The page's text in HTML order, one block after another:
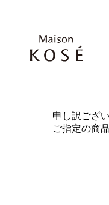
申し訳ござ
ご指定の商